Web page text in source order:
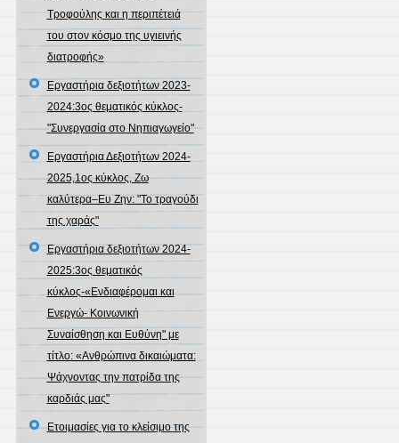
Τροφούλης και η περιπέτειά
του στον κόσμο της υγιεινής
διατροφής»
Εργαστήρια δεξιοτήτων 2023-
2024:3ος θεματικός κύκλος-
"Συνεργασία στο Νηπιαγωγείο"
Εργαστήρια Δεξιοτήτων 2024-
2025,1ος κύκλος, Ζω
καλύτερα–Ευ Ζην: "Το τραγούδι
της χαράς"
Εργαστήρια δεξιοτήτων 2024-
2025:3ος θεματικός
κύκλος-«Ενδιαφέρομαι και
Ενεργώ- Κοινωνική
Συναίσθηση και Ευθύνη" με
τίτλο: «Ανθρώπινα δικαιώματα:
Ψάχνοντας την πατρίδα της
καρδιάς μας"
Ετοιμασίες για το κλείσιμο της